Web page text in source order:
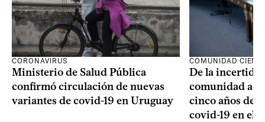
CORONAVIRUS
Ministerio de Salud Pública
confirmó circulación de nuevas
variantes de covid-19 en Uruguay
COMUNIDAD
De la
comunidad
cinco años de
covid-19 en el